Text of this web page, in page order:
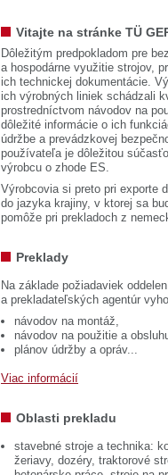
Vitajte na stránke TÜ
Dôležitým predpokladom pre
a hospodárne využitie strojov,
ich technickej dokumentácie.
ich výrobných liniek schádzali
prostredníctvom návodov na
dôležité informácie o ich
údržbe a prevádzkovej
používateľa je dôležitou
výrobcu o zhode ES.
Výrobcovia si preto pri exporte
do jazyka krajiny, v ktorej sa
pomôže pri prekladoch z
Preklady
Na základe požiadaviek
a prekladateľských agentúr
návodov na montáž,
návodov na použitie a
plánov údržby a opráv...
Viac informácií
Oblasti prekladu
stavebné stroje a technika:
žeriavy, dozéry, traktorové